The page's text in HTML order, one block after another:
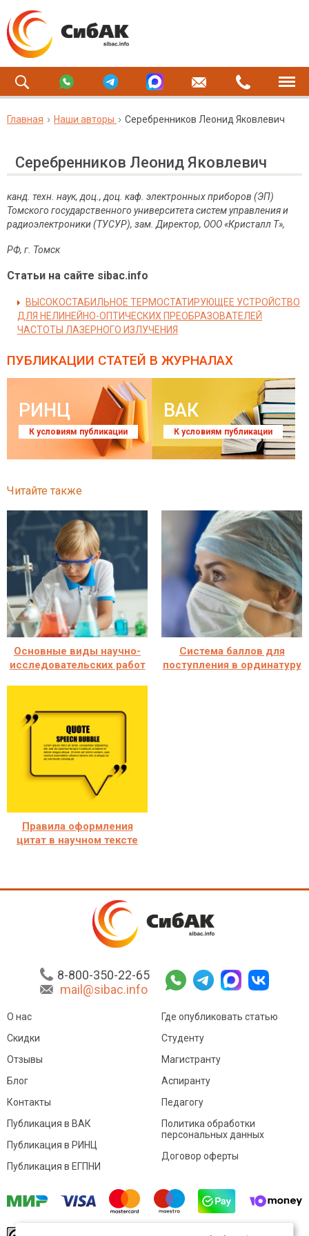
Главная Наши авторы Серебренников Леонид Яковлевич
Серебренников Леонид Яковлевич
канд. техн. наук, доц., доц. каф. электронных приборов (ЭП)
Томского государственного университета систем управления и
радиоэлектроники (ТУСУР), зам. Директор, ООО «Кристалл Т»,
РФ, г. Томск
Статьи на сайте sibac.info
ВЫСОКОСТАБИЛЬНОЕ ТЕРМОСТАТИРУЮЩЕЕ УСТРОЙСТВО
ДЛЯ НЕЛИНЕЙНО-ОПТИЧЕСКИХ ПРЕОБРАЗОВАТЕЛЕЙ
ЧАСТОТЫ ЛАЗЕРНОГО ИЗЛУЧЕНИЯ
ПУБЛИКАЦИИ СТАТЕЙ В ЖУРНАЛАХ
РИНЦ
К условиям публикации
ВАК
К условиям публикации
Читайте также
Основные виды научно-
исследовательских работ
Система баллов для
поступления в ординатуру
Правила оформления
цитат в научном тексте
8-800-350-22-65
mail@sibac.info
О нас
Скидки
Отзывы
Блог
Контакты
Где опубликовать статью
Студенту
Магистранту
Аспиранту
Педагогу
Публикация в ВАК
Публикация в РИНЦ
Публикация в ЕГПНИ
Политика обработки
персональных данных
Договор оферты